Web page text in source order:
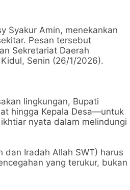
Syakur Amin, menekankan
Pesan tersebut
Sekretariat Daerah
Senin (26/1/2026).
lingkungan, Bupati
hingga Kepala Desa—untuk
nyata dalam melindungi
Iradah Allah SWT) harus
yang terukur, bukan